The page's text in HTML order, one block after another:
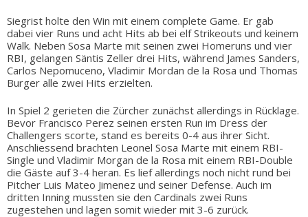
Siegrist holte den Win mit einem complete Game. Er gab
dabei vier Runs und acht Hits ab bei elf Strikeouts und keinem
Walk. Neben Sosa Marte mit seinen zwei Homeruns und vier
RBI, gelangen Säntis Zeller drei Hits, während James Sanders,
Carlos Nepomuceno, Vladimir Mordan de la Rosa und Thomas
Burger alle zwei Hits erzielten.
In Spiel 2 gerieten die Zürcher zunächst allerdings in Rücklage.
Bevor Francisco Perez seinen ersten Run im Dress der
Challengers scorte, stand es bereits 0-4 aus ihrer Sicht.
Anschliessend brachten Leonel Sosa Marte mit einem RBI-
Single und Vladimir Morgan de la Rosa mit einem RBI-Double
die Gäste auf 3-4 heran. Es lief allerdings noch nicht rund bei
Pitcher Luis Mateo Jimenez und seiner Defense. Auch im
dritten Inning mussten sie den Cardinals zwei Runs
zugestehen und lagen somit wieder mit 3-6 zurück.